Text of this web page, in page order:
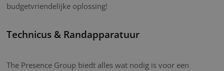
budgetvriendelijke oplossing!
Technicus & Randapparatuur
The Presence Group biedt alles wat nodig is voor een